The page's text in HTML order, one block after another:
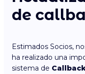
de
Estimados Socios,
ha realizado una
sistema de